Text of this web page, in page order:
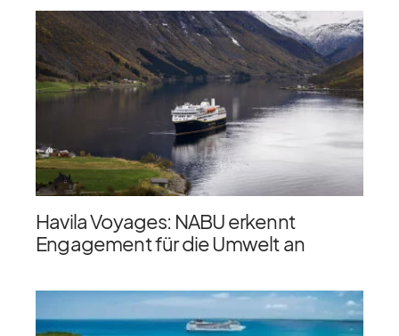
Havila Voyages: NABU erkennt
Engagement für die Umwelt an